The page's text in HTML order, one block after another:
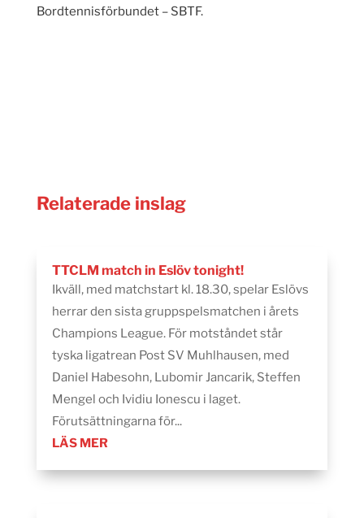
Bordtennisförbundet – SBTF.
Relaterade inslag
TTCLM match in Eslöv tonight!
Ikväll, med matchstart kl. 18.30, spelar Eslövs
herrar den sista gruppspelsmatchen i årets
Champions League. För motståndet står
tyska ligatrean Post SV Muhlhausen, med
Daniel Habesohn, Lubomir Jancarik, Steffen
Mengel och Ividiu Ionescu i laget.
Förutsättningarna för...
LÄS MER